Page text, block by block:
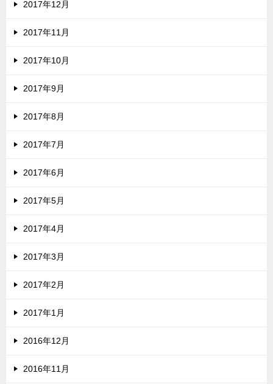
2017年12月
2017年11月
2017年10月
2017年9月
2017年8月
2017年7月
2017年6月
2017年5月
2017年4月
2017年3月
2017年2月
2017年1月
2016年12月
2016年11月